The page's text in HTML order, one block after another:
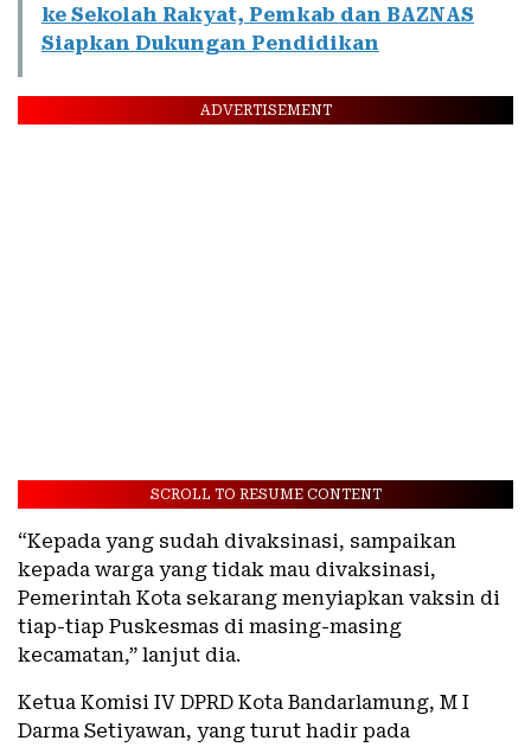
ke Sekolah Rakyat, Pemkab dan BAZNAS
Siapkan Dukungan Pendidikan
ADVERTISEMENT
SCROLL TO RESUME CONTENT
“Kepada yang sudah divaksinasi, sampaikan
kepada warga yang tidak mau divaksinasi,
Pemerintah Kota sekarang menyiapkan vaksin di
tiap-tiap Puskesmas di masing-masing
kecamatan,” lanjut dia.
Ketua Komisi IV DPRD Kota Bandarlamung, M I
Darma Setiyawan, yang turut hadir pada